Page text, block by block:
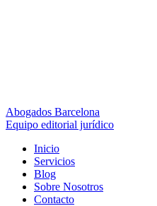
Abogados Barcelona
Equipo editorial jurídico
Inicio
Servicios
Blog
Sobre Nosotros
Contacto